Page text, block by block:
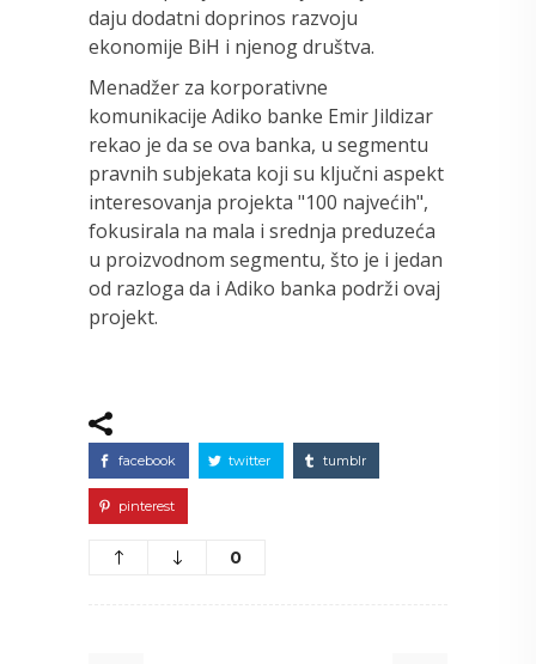
daju dodatni doprinos razvoju
ekonomije BiH i njenog društva.
Menadžer za korporativne
komunikacije Adiko banke Emir Jildizar
rekao je da se ova banka, u segmentu
pravnih subjekata koji su ključni aspekt
interesovanja projekta "100 najvećih",
fokusirala na mala i srednja preduzeća
u proizvodnom segmentu, što je i jedan
od razloga da i Adiko banka podrži ovaj
projekt.
facebook twitter tumblr
pinterest
0